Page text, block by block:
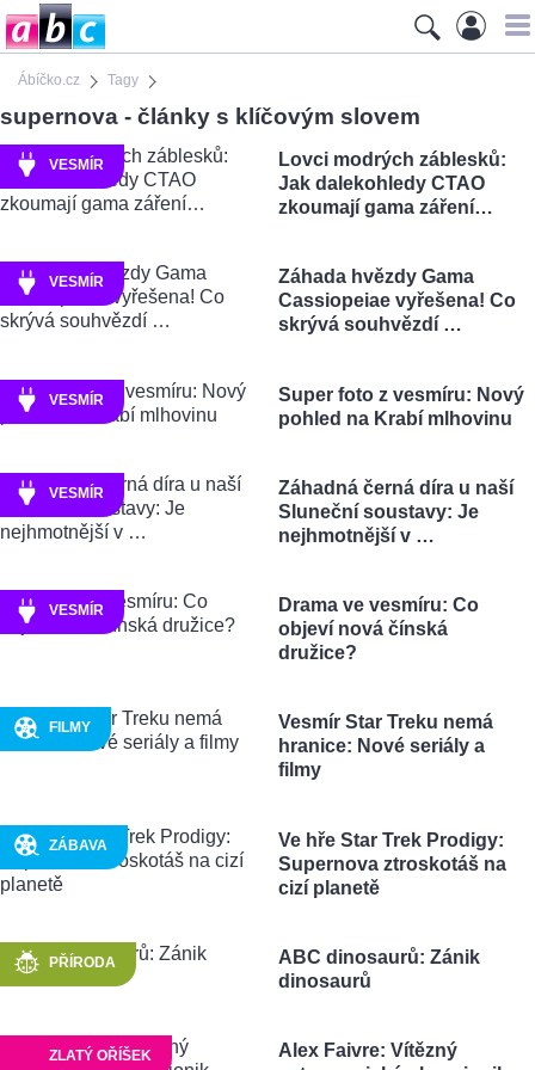
Ábíčko.cz Tagy
supernova - články s klíčovým slovem
VESMÍR
Lovci modrých záblesků:
Jak dalekohledy CTAO
zkoumají gama záření…
VESMÍR
Záhada hvězdy Gama
Cassiopeiae vyřešena! Co
skrývá souhvězdí …
VESMÍR
Super foto z vesmíru: Nový
pohled na Krabí mlhovinu
VESMÍR
Záhadná černá díra u naší
Sluneční soustavy: Je
nejhmotnější v …
VESMÍR
Drama ve vesmíru: Co
objeví nová čínská
družice?
FILMY
Vesmír Star Treku nemá
hranice: Nové seriály a
filmy
ZÁBAVA
Ve hře Star Trek Prodigy:
Supernova ztroskotáš na
cizí planetě
PŘÍRODA
ABC dinosaurů: Zánik
dinosaurů
ZLATÝ OŘÍŠEK
Alex Faivre: Vítězný